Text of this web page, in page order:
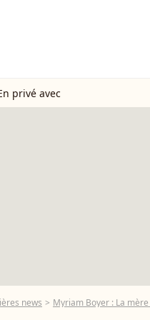
privé avec
news Myriam Boyer : La